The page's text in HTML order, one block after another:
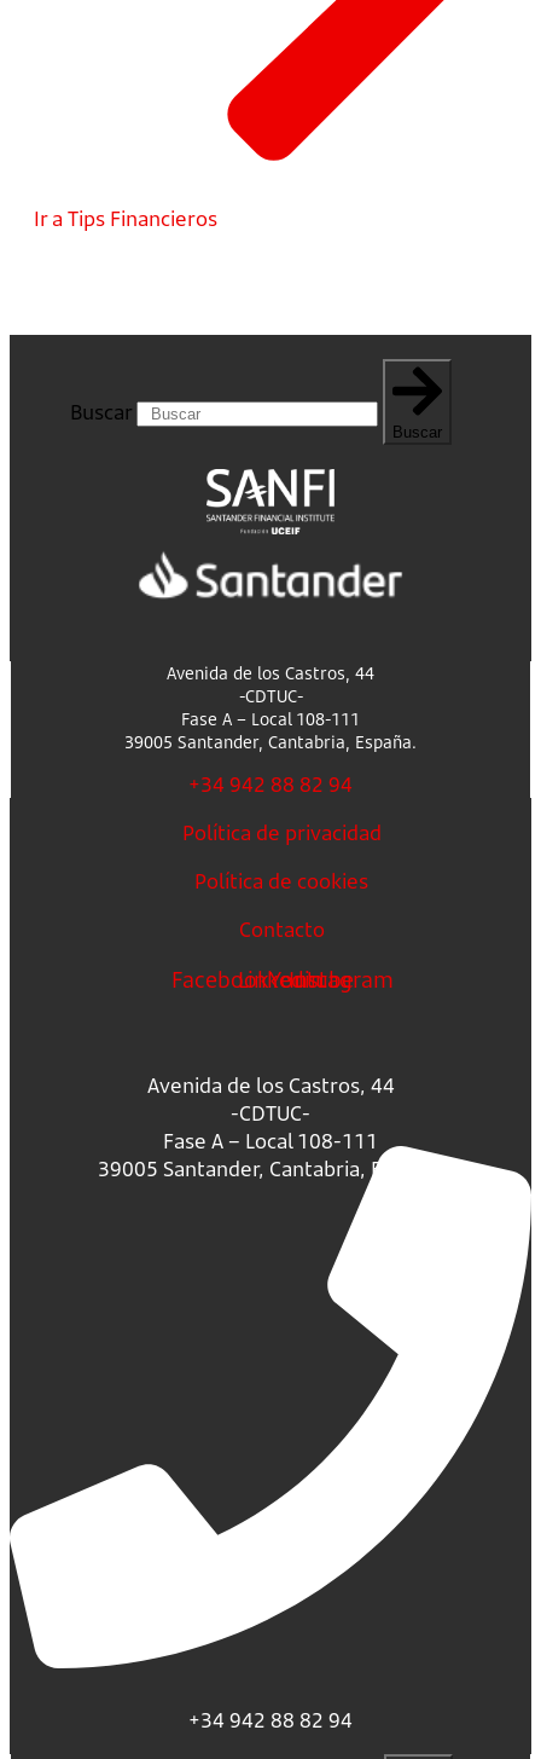
Ir a Tips Financieros
Buscar
Buscar
Avenida de los Castros, 44
-CDTUC-
Fase A – Local 108-111
39005 Santander, Cantabria, España.
+34 942 88 82 94
Política de privacidad
Política de cookies
Contacto
FacebookLinkedin
Youtube
Instagram
Avenida de los Castros, 44
-CDTUC-
Fase A – Local 108-111
39005 Santander, Cantabria, España.
+34 942 88 82 94